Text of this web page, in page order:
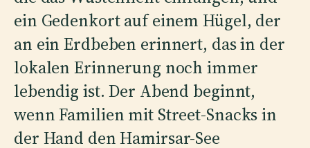
ein Gedenkort auf einem Hügel, der
an ein Erdbeben erinnert, das in der
lokalen Erinnerung noch immer
lebendig ist. Der Abend beginnt,
wenn Familien mit Street-Snacks in
der Hand den Hamirsar-See